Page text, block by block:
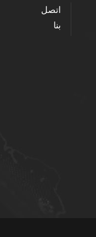
اتصل
بنا